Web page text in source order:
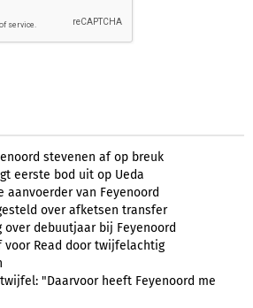
stevenen af op breuk
eerste bod uit op Ueda
aanvoerder van Feyenoord
over afketsen transfer
debuutjaar bij Feyenoord
voor Read door twijfelachtig
"Daarvoor heeft Feyenoord me